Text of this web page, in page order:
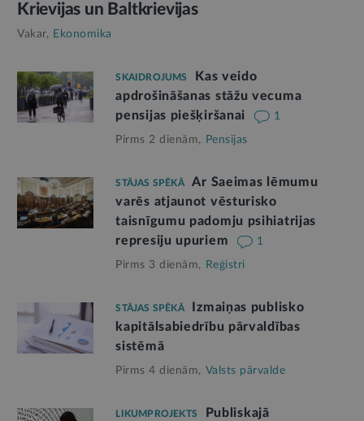
Krievijas un Baltkrievijas
Vakar, Ekonomika
SKAIDROJUMS
Kas veido
apdrošināšanas stāžu vecuma
pensijas piešķiršanai
1
Pirms 2 dienām, Pensijas
STĀJAS SPĒKĀ
Ar Saeimas lēmumu
varēs atjaunot vēsturisko
taisnīgumu padomju psihiatrijas
represiju upuriem
1
Pirms 3 dienām, Reģistri
STĀJAS SPĒKĀ
Izmaiņas publisko
kapitālsabiedrību pārvaldības
sistēmā
Pirms 4 dienām, Valsts pārvalde
LIKUMPROJEKTS
Publiskajā